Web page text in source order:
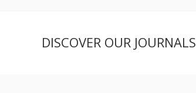
DISCOVER OUR JOURNALS